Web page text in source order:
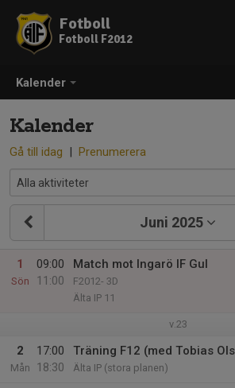
Kalender
Fotboll
Fotboll F2012
Kalender
Gå till idag | Prenumerera
Juni 2025
1
Sön
09:00
11:00
Match mot Ingarö IF Gul
F2012- 3D
Älta IP 11
v.23
2
Mån
17:00
18:30
Träning F12 (med Tobias
Älta IP (stora planen)